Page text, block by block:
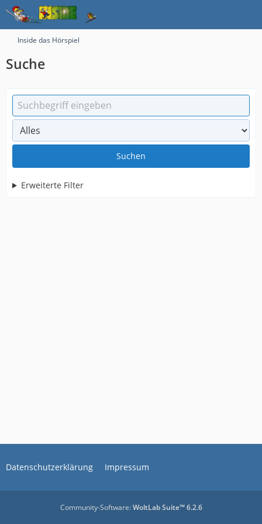
Inside das Hörspiel
Suche
Suchen
Erweiterte Filter
Datenschutzerklärung Impressum
Community-Software:WoltLab Suite™ 6.2.6